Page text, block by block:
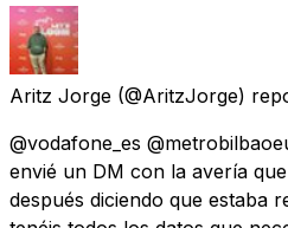
Aritz Jorge (@AritzJorge)
@vodafone_es
envié un DM con la avería
después diciendo que estaba